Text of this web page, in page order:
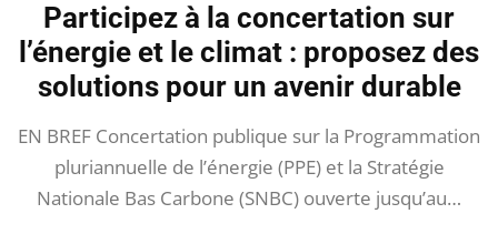
Participez à la concertation sur
l’énergie et le climat : proposez des
solutions pour un avenir durable
EN BREF Concertation publique sur la Programmation
pluriannuelle de l’énergie (PPE) et la Stratégie
Nationale Bas Carbone (SNBC) ouverte jusqu’au…